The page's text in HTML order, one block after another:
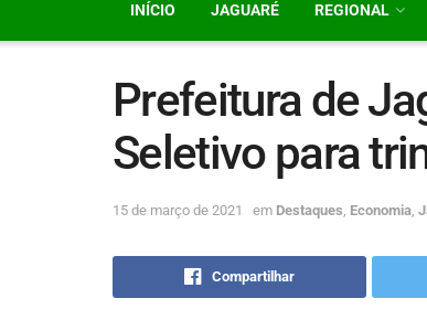
INÍCIO JAGUARÉ REGIONAL
Prefeitura de
Seletivo para
15 de março de 2021 em Destaques Economia
Compartilhar